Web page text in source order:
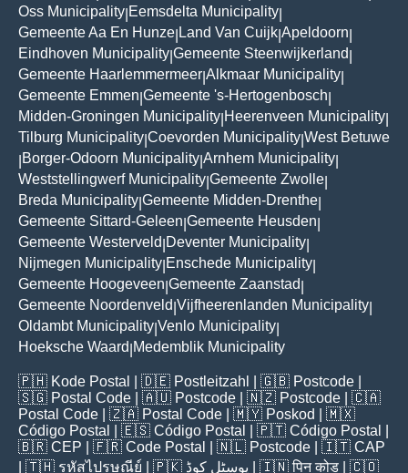
Oss Municipality Eemsdelta Municipality
Gemeente Aa En Hunze Land Van Cuijk Apeldoorn
Eindhoven Municipality Gemeente Steenwijkerland
Gemeente Haarlemmermeer Alkmaar Municipality
Gemeente Emmen Gemeente 's-Hertogenbosch
Midden-Groningen Municipality Heerenveen Municipality
Tilburg Municipality Coevorden Municipality West Betuwe
Borger-Odoorn Municipality Arnhem Municipality
Weststellingwerf Municipality Gemeente Zwolle
Breda Municipality Gemeente Midden-Drenthe
Gemeente Sittard-Geleen Gemeente Heusden
Gemeente Westerveld Deventer Municipality
Nijmegen Municipality Enschede Municipality
Gemeente Hoogeveen Gemeente Zaanstad
Gemeente Noordenveld Vijfheerenlanden Municipality
Oldambt Municipality Venlo Municipality
Hoeksche Waard Medemblik Municipality
🇵🇭 Kode Postal | 🇩🇪 Postleitzahl | 🇬🇧 Postcode
🇸🇬 Postal Code | 🇦🇺 Postcode | 🇳🇿 Postcode | 🇨🇦
Postal Code | 🇿🇦 Postal Code | 🇲🇾 Poskod
| 🇲🇽
Código Postal
| 🇪🇸 Código Postal | 🇵🇹 Código Postal
🇧🇷 CEP | 🇫🇷 Code Postal | 🇳🇱 Postcode | 🇮🇹 CAP
| 🇹🇭 รหัสไปรษณีย์ | 🇵🇰 پوسٹل کوڈ | 🇮🇳पिन कोड | 🇨🇴